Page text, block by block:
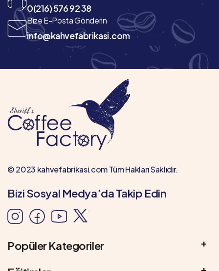
0(216) 576 92 38
Bize E-Posta Gönderin
info@kahvefabrikasi.com
© 2023 kahvefabrikasi.com Tüm Hakları Saklıdır.
Bizi Sosyal Medya’da Takip Edin
Popüler Kategoriler